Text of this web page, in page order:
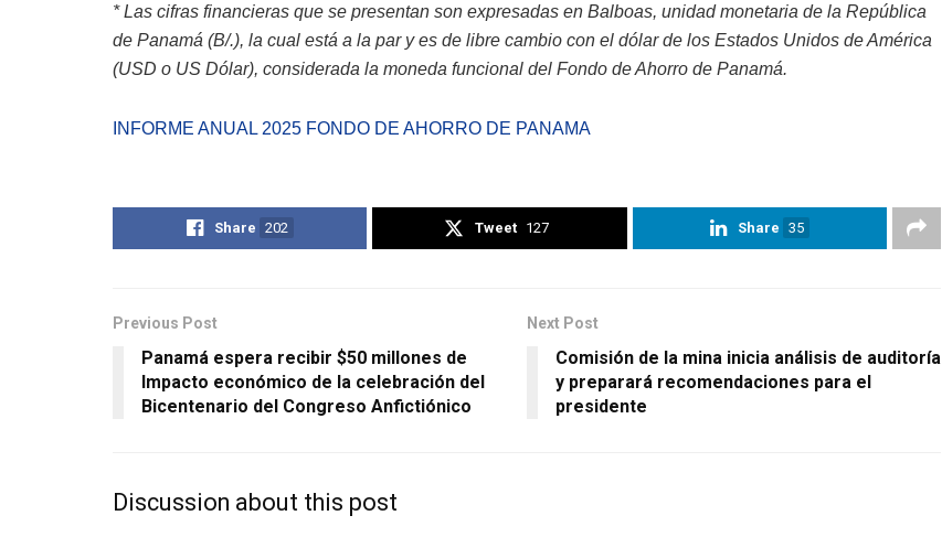
* Las cifras financieras que se presentan son expresadas en Balboas, unidad monetaria de la República
de Panamá (B/.), la cual está a la par y es de libre cambio con el dólar de los Estados Unidos de América
(USD o US Dólar), considerada la moneda funcional del Fondo de Ahorro de Panamá.
INFORME ANUAL 2025 FONDO DE AHORRO DE PANAMA
Share 202 Tweet 127 Share 35
Previous Post
Panamá espera recibir $50 millones de
Impacto económico de la celebración del
Bicentenario del Congreso Anfictiónico
Next Post
Comisión de la mina inicia análisis de auditoría
y preparará recomendaciones para el
presidente
Discussion about this post